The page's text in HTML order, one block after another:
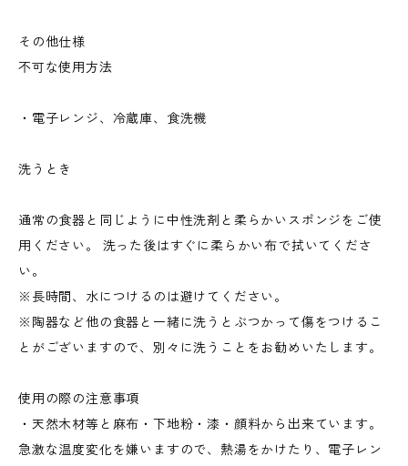
その他仕様
不可な使用方法
・電子レンジ、冷蔵庫、食洗機
洗うとき
通常の食器と同じように中性洗剤と柔らかいスポンジをご使
用ください。 洗った後はすぐに柔らかい布で拭いてくださ
い。
※長時間、水につけるのは避けてください。
※陶器など他の食器と一緒に洗うとぶつかって傷をつけるこ
とがございますので、別々に洗うことをお勧めいたします。
使用の際の注意事項
・天然木材等と麻布・下地粉・漆・顔料から出来ています。
急激な温度変化を嫌いますので、熱湯をかけたり、電子レン